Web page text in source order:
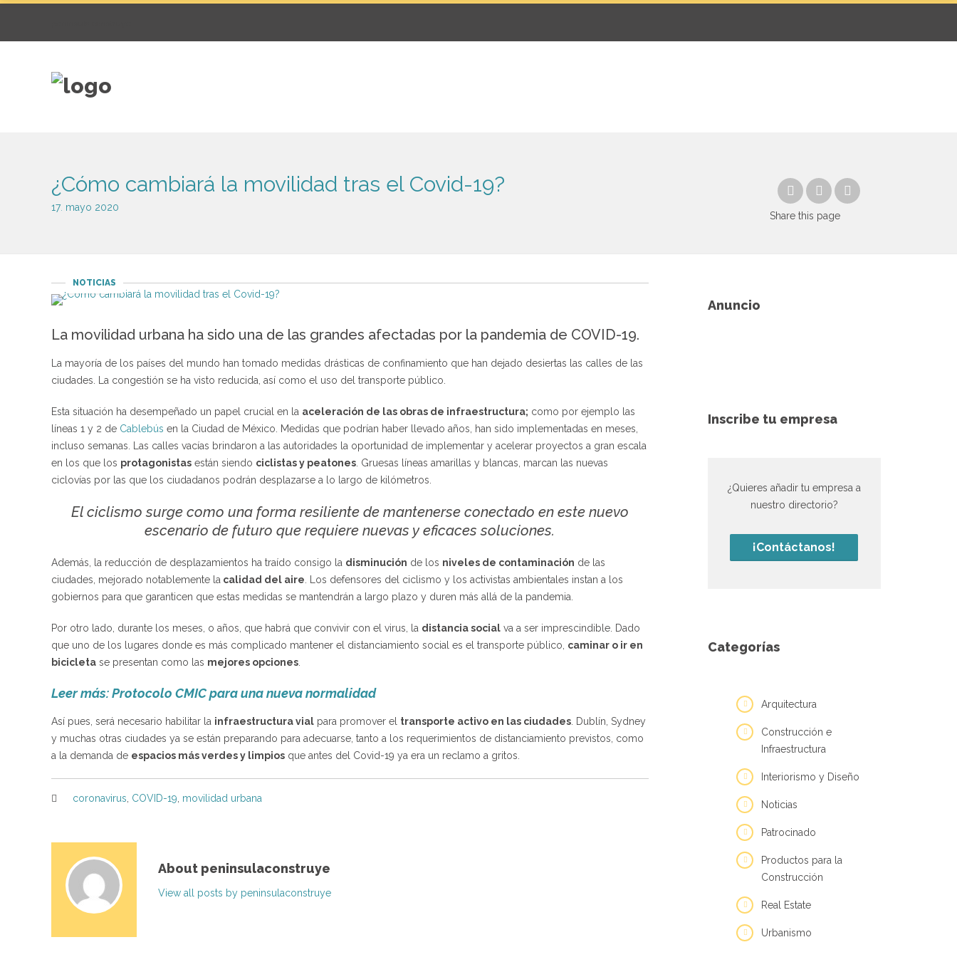
¿Cómo cambiará la movilidad tras el Covid-19?
17. mayo 2020
Share this page
NOTICIAS
La movilidad urbana ha sido una de las grandes afectadas por la pandemia de COVID-19.
La mayoría de los países del mundo han tomado medidas drásticas de confinamiento que han dejado desiertas las calles de las
ciudades. La congestión se ha visto reducida, así como el uso del transporte público.
Esta situación ha desempeñado un papel crucial en la aceleración de las obras de infraestructura; como por ejemplo las
líneas 1 y 2 de Cablebús en la Ciudad de México. Medidas que podrían haber llevado años, han sido implementadas en meses,
incluso semanas. Las calles vacías brindaron a las autoridades la oportunidad de implementar y acelerar proyectos a gran escala
en los que los protagonistas están siendo ciclistas y peatones . Gruesas líneas amarillas y blancas, marcan las nuevas
ciclovías por las que los ciudadanos podrán desplazarse a lo largo de kilómetros.
El ciclismo surge como una forma resiliente de mantenerse conectado en este nuevo
escenario de futuro que requiere nuevas y eficaces soluciones.
Además, la reducción de desplazamientos ha traído consigo la disminución de los niveles de contaminación de las
ciudades, mejorado notablemente la calidad del aire . Los defensores del ciclismo y los activistas ambientales instan a los
gobiernos para que garanticen que estas medidas se mantendrán a largo plazo y duren más allá de la pandemia.
Por otro lado, durante los meses, o años, que habrá que convivir con el virus, la distancia social va a ser imprescindible. Dado
que uno de los lugares donde es más complicado mantener el distanciamiento social es el transporte público, caminar o ir en
bicicleta se presentan como las mejores opciones
Leer más: Protocolo CMIC para una nueva normalidad
Así pues, será necesario habilitar la infraestructura vial para promover el transporte activo en las ciudades . Dublín, Sydney
y muchas otras ciudades ya se están preparando para adecuarse, tanto a los requerimientos de distanciamiento previstos, como
a la demanda de espacios más verdes y limpios que antes del Covid-19 ya era un reclamo a gritos.
coronavirus COVID-19 movilidad urbana
About peninsulaconstruye
View all posts by peninsulaconstruye
Anuncio
Inscribe tu empresa
¿Quieres añadir tu empresa a
nuestro directorio?
¡Contáctanos!
Categorías
Arquitectura
Construcción e
Infraestructura
Interiorismo y Diseño
Noticias
Patrocinado
Productos para la
Construcción
Real Estate
Urbanismo